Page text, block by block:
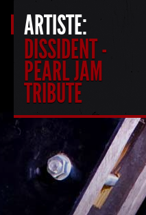
ARTISTE:
DISSIDENT -
PEARL JAM
TRIBUTE